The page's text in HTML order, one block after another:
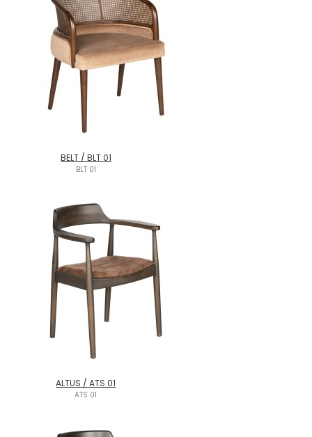
BELT / BLT 01
BLT 01
ALTUS / ATS 01
ATS 01